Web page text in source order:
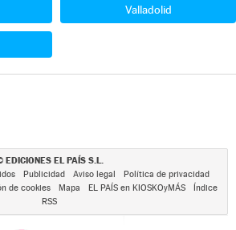
Valladolid
EDICIONES EL PAÍS S.L.
Publicidad Aviso legal
Política de privacidad
de cookies Mapa EL PAÍS en KIOSKOyMÁS
Índice
RSS